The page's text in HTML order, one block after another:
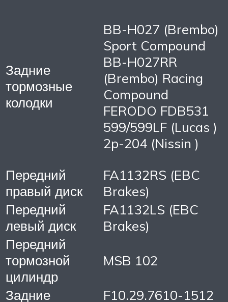
Задние
тормозные
колодки
BB-H027 (Brembo)
Sport Compound
BB-H027RR
(Brembo) Racing
Compound
FERODO FDB531
599/599LF (Lucas )
2p-204 (Nissin )
Передний
правый диск
FA1132RS (EBC
Brakes)
Передний
левый диск
FA1132LS (EBC
Brakes)
Передний
тормозной
цилиндр
MSB 102
Задние F10.29.7610-1512